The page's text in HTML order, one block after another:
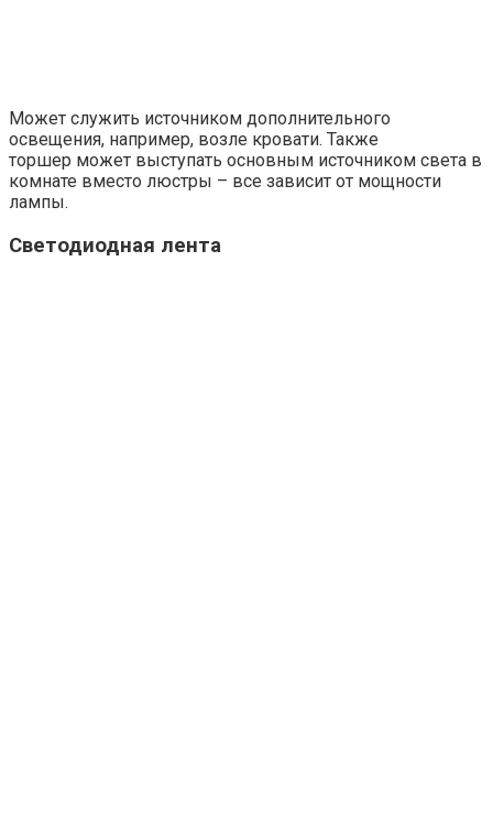
Может служить источником дополнительного
освещения, например, возле кровати. Также
торшер может выступать основным источником света в
комнате вместо люстры – все зависит от мощности
лампы.
Светодиодная лента